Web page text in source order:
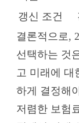
갱신 조건
결론적으로,
선택하는 것
고 미래에 대
하게 결정해
저렴한 보험